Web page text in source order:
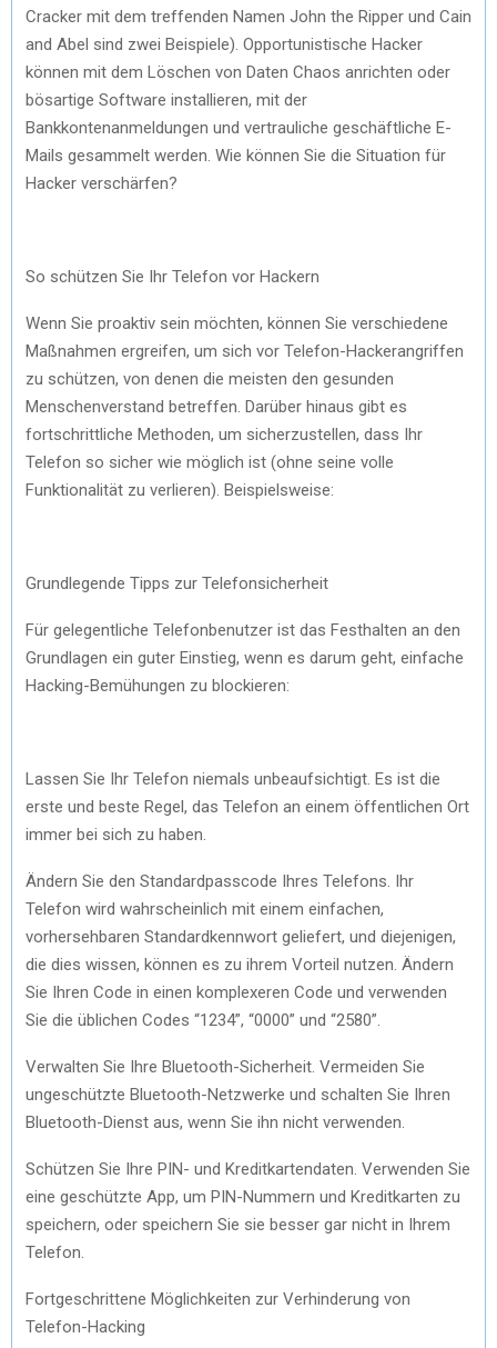
Cracker mit dem treffenden Namen John the Ripper und Cain
and Abel sind zwei Beispiele). Opportunistische Hacker
können mit dem Löschen von Daten Chaos anrichten oder
bösartige Software installieren, mit der
Bankkontenanmeldungen und vertrauliche geschäftliche E-
Mails gesammelt werden. Wie können Sie die Situation für
Hacker verschärfen?
So schützen Sie Ihr Telefon vor Hackern
Wenn Sie proaktiv sein möchten, können Sie verschiedene
Maßnahmen ergreifen, um sich vor Telefon-Hackerangriffen
zu schützen, von denen die meisten den gesunden
Menschenverstand betreffen. Darüber hinaus gibt es
fortschrittliche Methoden, um sicherzustellen, dass Ihr
Telefon so sicher wie möglich ist (ohne seine volle
Funktionalität zu verlieren). Beispielsweise:
Grundlegende Tipps zur Telefonsicherheit
Für gelegentliche Telefonbenutzer ist das Festhalten an den
Grundlagen ein guter Einstieg, wenn es darum geht, einfache
Hacking-Bemühungen zu blockieren:
Lassen Sie Ihr Telefon niemals unbeaufsichtigt. Es ist die
erste und beste Regel, das Telefon an einem öffentlichen Ort
immer bei sich zu haben.
Ändern Sie den Standardpasscode Ihres Telefons. Ihr
Telefon wird wahrscheinlich mit einem einfachen,
vorhersehbaren Standardkennwort geliefert, und diejenigen,
die dies wissen, können es zu ihrem Vorteil nutzen. Ändern
Sie Ihren Code in einen komplexeren Code und verwenden
Sie die üblichen Codes “1234”, “0000” und “2580”.
Verwalten Sie Ihre Bluetooth-Sicherheit. Vermeiden Sie
ungeschützte Bluetooth-Netzwerke und schalten Sie Ihren
Bluetooth-Dienst aus, wenn Sie ihn nicht verwenden.
Schützen Sie Ihre PIN- und Kreditkartendaten. Verwenden Sie
eine geschützte App, um PIN-Nummern und Kreditkarten zu
speichern, oder speichern Sie sie besser gar nicht in Ihrem
Telefon.
Fortgeschrittene Möglichkeiten zur Verhinderung von
Telefon-Hacking